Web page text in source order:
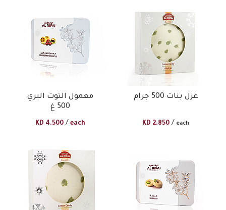
معمول التوت البري
500 غ
KD 4.500 / each
غزل بنات 500 جرام
KD 2.850 / each